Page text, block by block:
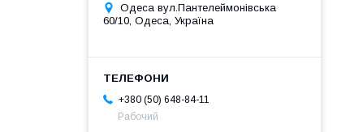
Одеса вул.Пантелеймонівська
60/10, Одеса, Україна
+380 (50) 648-84-11
Рабочий